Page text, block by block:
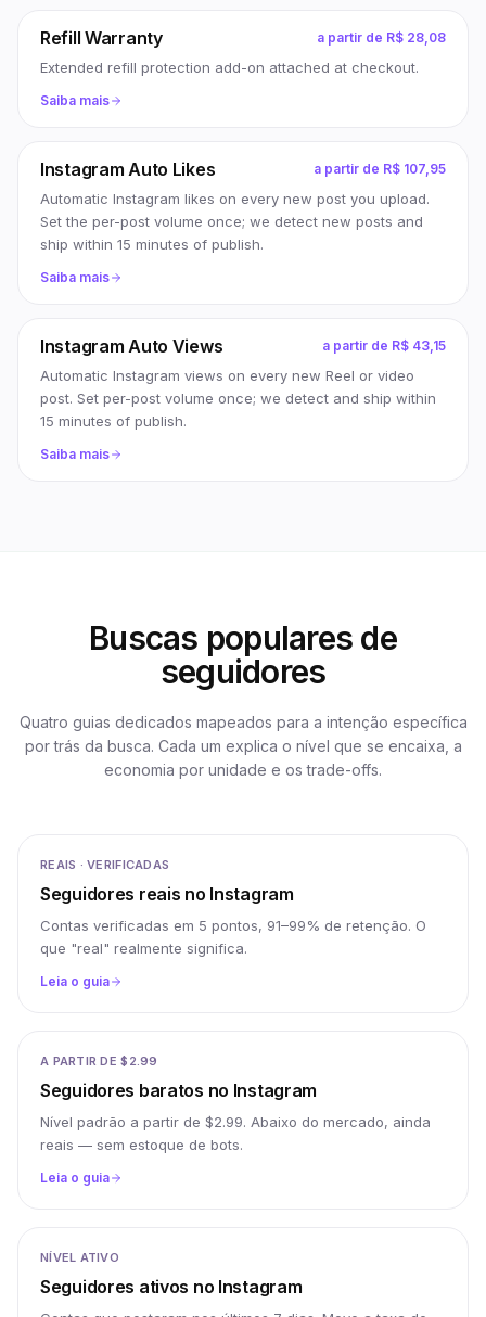
Refill Warranty a partir de R$ 28,08
Extended refill protection add-on attached at checkout.
Saiba mais
Instagram Auto Likes a partir de R$ 107,95
Automatic Instagram likes on every new post you upload.
Set the per-post volume once; we detect new posts and
ship within 15 minutes of publish.
Saiba mais
Instagram Auto Views a partir de R$ 43,15
Automatic Instagram views on every new Reel or video
post. Set per-post volume once; we detect and ship within
15 minutes of publish.
Saiba mais
Buscas populares de
seguidores
Quatro guias dedicados mapeados para a intenção específica
por trás da busca. Cada um explica o nível que se encaixa, a
economia por unidade e os trade-offs.
REAIS · VERIFICADAS
Seguidores reais no Instagram
Contas verificadas em 5 pontos, 91–99% de retenção. O
que "real" realmente significa.
Leia o guia
A PARTIR DE $2.99
Seguidores baratos no Instagram
Nível padrão a partir de $2.99. Abaixo do mercado, ainda
reais — sem estoque de bots.
Leia o guia
NÍVEL ATIVO
Seguidores ativos no Instagram